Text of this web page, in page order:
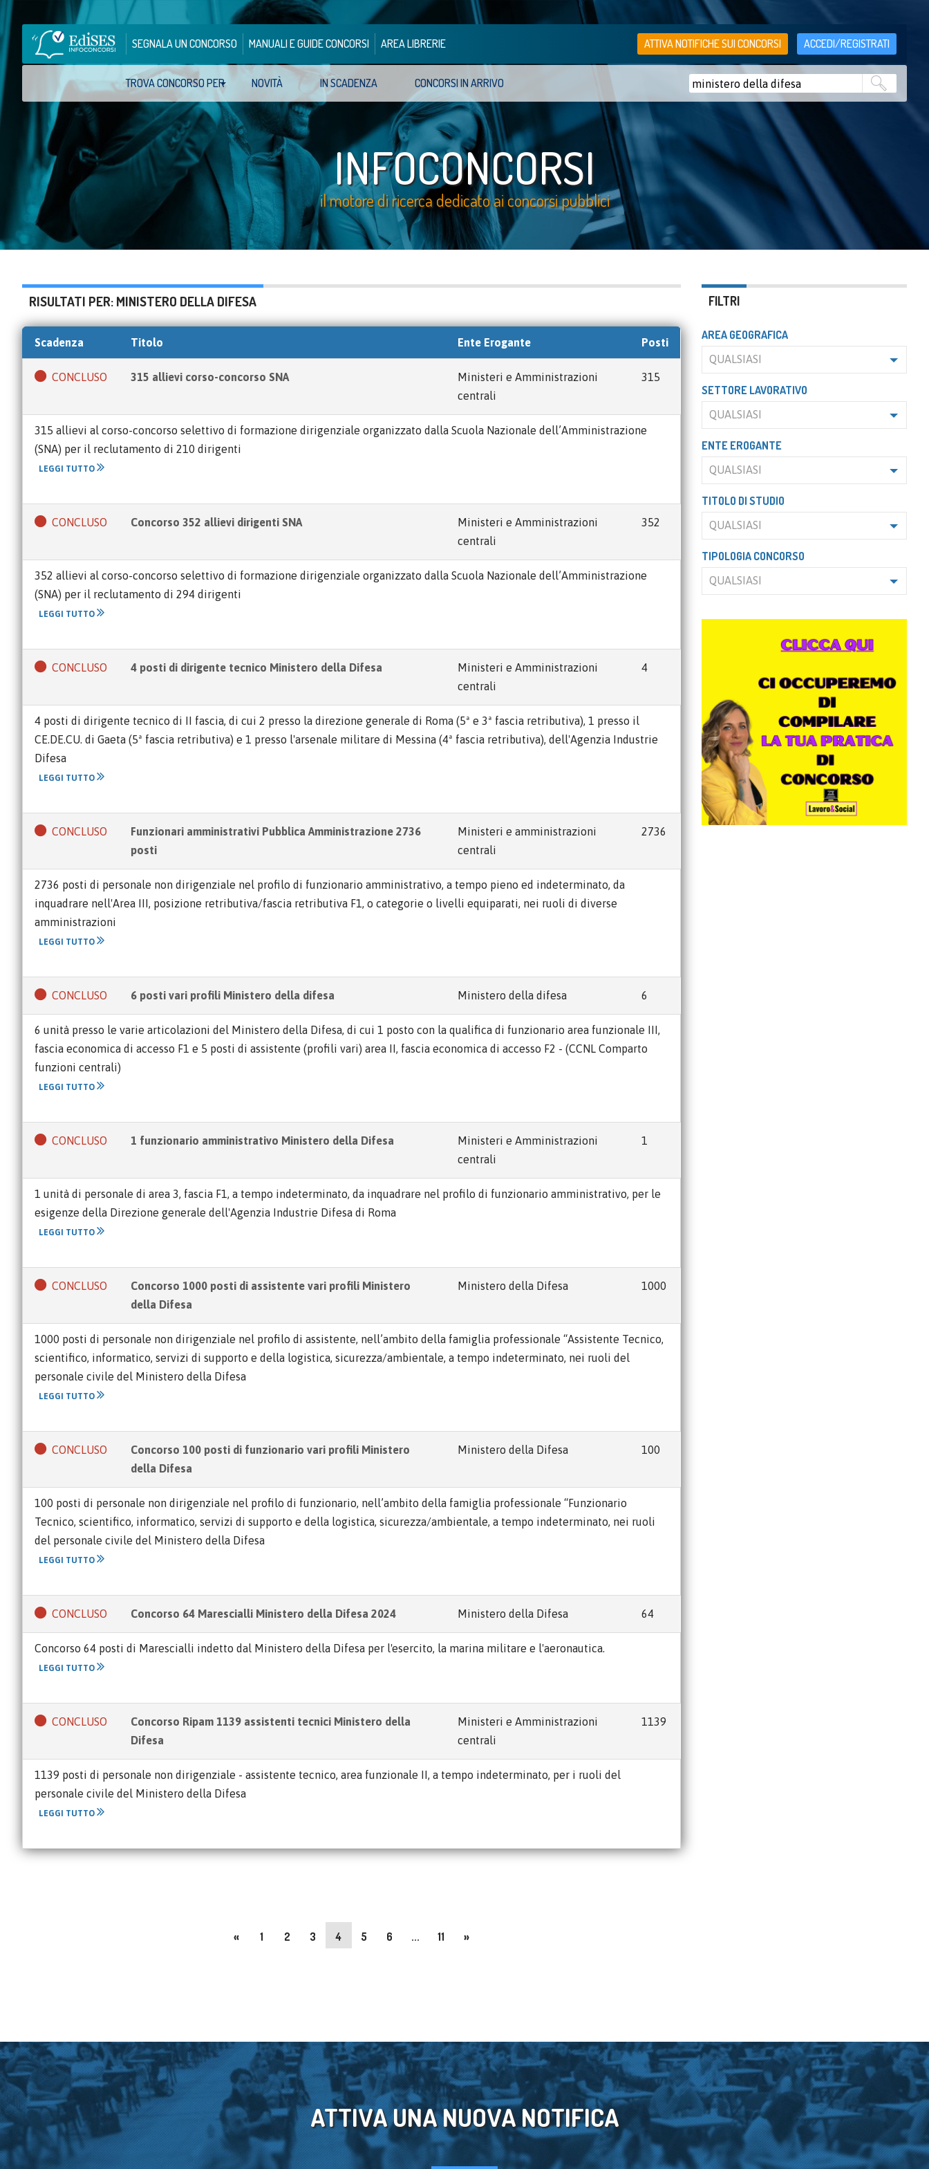
SEGNALA UN CONCORSO MANUALI E GUIDE CONCORSI AREA LIBRERIE ATTIVA NOTIFICHE SUI CONCORSI ACCEDI/REGISTRATI
TROVA CONCORSO PER NOVITÀ IN SCADENZA CONCORSI IN ARRIVO
INFOCONCORSI
il motore di ricerca dedicato ai concorsi pubblici
RISULTATI PER: MINISTERO DELLA DIFESA
Scadenza Titolo Ente Erogante Posti
CONCLUSO 315 allievi corso-concorso SNA
Ministeri e Amministrazioni
centrali
315
315 allievi al corso-concorso selettivo di formazione dirigenziale organizzato dalla Scuola Nazionale dell’Amministrazione
(SNA) per il reclutamento di 210 dirigenti
LEGGI TUTTO
CONCLUSO Concorso 352 allievi dirigenti SNA
Ministeri e Amministrazioni
centrali
352
352 allievi al corso-concorso selettivo di formazione dirigenziale organizzato dalla Scuola Nazionale dell’Amministrazione
(SNA) per il reclutamento di 294 dirigenti
LEGGI TUTTO
CONCLUSO 4 posti di dirigente tecnico Ministero della Difesa
Ministeri e Amministrazioni
centrali
4
4 posti di dirigente tecnico di II fascia, di cui 2 presso la direzione generale di Roma (5ª e 3ª fascia retributiva), 1 presso il
CE.DE.CU. di Gaeta (5ª fascia retributiva) e 1 presso l'arsenale militare di Messina (4ª fascia retributiva), dell'Agenzia Industrie
Difesa
LEGGI TUTTO
CONCLUSO
Funzionari amministrativi Pubblica Amministrazione 2736
posti
Ministeri e amministrazioni
centrali
2736
2736 posti di personale non dirigenziale nel profilo di funzionario amministrativo, a tempo pieno ed indeterminato, da
inquadrare nell'Area III, posizione retributiva/fascia retributiva F1, o categorie o livelli equiparati, nei ruoli di diverse
amministrazioni
LEGGI TUTTO
CONCLUSO 6 posti vari profili Ministero della difesa Ministero della difesa 6
6 unità presso le varie articolazioni del Ministero della Difesa, di cui 1 posto con la qualifica di funzionario area funzionale III,
fascia economica di accesso F1 e 5 posti di assistente (profili vari) area II, fascia economica di accesso F2 - (CCNL Comparto
funzioni centrali)
LEGGI TUTTO
CONCLUSO 1 funzionario amministrativo Ministero della Difesa
Ministeri e Amministrazioni
centrali
1
1 unità di personale di area 3, fascia F1, a tempo indeterminato, da inquadrare nel profilo di funzionario amministrativo, per le
esigenze della Direzione generale dell'Agenzia Industrie Difesa di Roma
LEGGI TUTTO
CONCLUSO
Concorso 1000 posti di assistente vari profili Ministero
della Difesa
Ministero della Difesa 1000
1000 posti di personale non dirigenziale nel profilo di assistente, nell’ambito della famiglia professionale “Assistente Tecnico,
scientifico, informatico, servizi di supporto e della logistica, sicurezza/ambientale, a tempo indeterminato, nei ruoli del
personale civile del Ministero della Difesa
LEGGI TUTTO
CONCLUSO
Concorso 100 posti di funzionario vari profili Ministero
della Difesa
Ministero della Difesa 100
100 posti di personale non dirigenziale nel profilo di funzionario, nell’ambito della famiglia professionale “Funzionario
Tecnico, scientifico, informatico, servizi di supporto e della logistica, sicurezza/ambientale, a tempo indeterminato, nei ruoli
del personale civile del Ministero della Difesa
LEGGI TUTTO
CONCLUSO Concorso 64 Marescialli Ministero della Difesa 2024 Ministero della Difesa 64
Concorso 64 posti di Marescialli indetto dal Ministero della Difesa per l'esercito, la marina militare e l'aeronautica.
LEGGI TUTTO
CONCLUSO
Concorso Ripam 1139 assistenti tecnici Ministero della
Difesa
Ministeri e Amministrazioni
centrali
1139
1139 posti di personale non dirigenziale - assistente tecnico, area funzionale II, a tempo indeterminato, per i ruoli del
personale civile del Ministero della Difesa
LEGGI TUTTO
« 1 2 3 4 5 6 ... 11 »
FILTRI
AREA GEOGRAFICA
QUALSIASI
SETTORE LAVORATIVO
QUALSIASI
ENTE EROGANTE
QUALSIASI
TITOLO DI STUDIO
QUALSIASI
TIPOLOGIA CONCORSO
QUALSIASI
ATTIVA UNA NUOVA NOTIFICA